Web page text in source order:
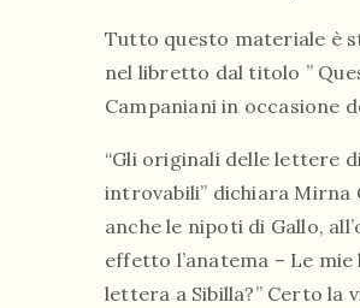
Tutto questo materiale è
nel libretto dal titolo ”
Campaniani in occasione
“Gli originali delle lettere
introvabili” dichiara Mirna
anche le nipoti di Gallo,
effetto l’anatema – Le
lettera a Sibilla?” Certo la